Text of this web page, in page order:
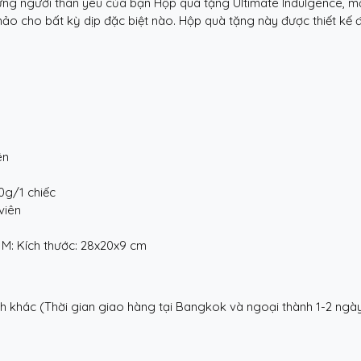
cho bất kỳ dịp đặc biệt nào. Hộp quà tặng này được thiết kế
1 chiếc
Kích thước: 28x20x9 cm
khác (Thời gian giao hàng tại Bangkok và ngoại thành 1-2